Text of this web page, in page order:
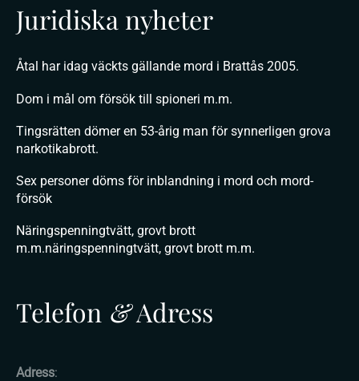
Juridiska nyheter
Åtal har idag väckts gällande mord i Brattås 2005.
Dom i mål om försök till spioneri m.m.
Tingsrätten dömer en 53-årig man för synnerligen grova
narkotikabrott.
Sex personer döms för inblandning i mord och mord-
försök
Näringspenningtvätt, grovt brott
m.m.näringspenningtvätt, grovt brott m.m.
Telefon &Adress
Adress: